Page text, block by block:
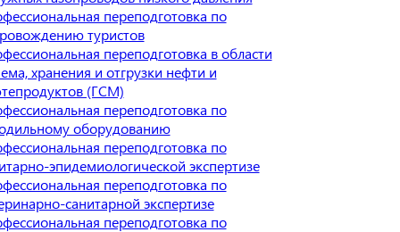
переподготовка по
туристов
переподготовка в области
хранения и отгрузки нефти и
(ГСМ)
переподготовка по
оборудованию
переподготовка по
эпидемиологической экспертизе
переподготовка по
санитарной экспертизе
переподготовка по